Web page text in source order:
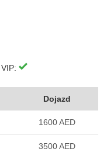
VIP:
Dojazd
1600 AED
3500 AED